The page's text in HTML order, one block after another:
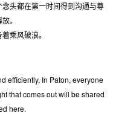
头都在第一时间得到沟通与尊
。
乘风破浪。
efficiently. In Paton, everyone
that comes out will be shared
here.